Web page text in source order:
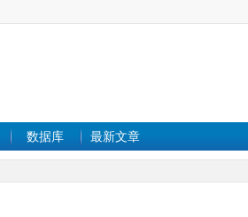
数据库 最新文章